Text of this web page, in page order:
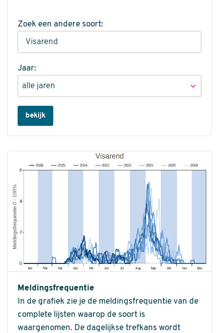
Zoek een andere soort:
Jaar:
bekijk
Meldingsfrequentie
In de grafiek zie je de meldingsfrequentie van de
complete lijsten waarop de soort is
waargenomen. De dagelijkse trefkans wordt